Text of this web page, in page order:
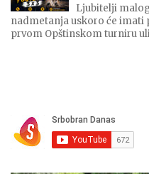
Ljubitelji
nadmetanja uskoro će imati
prvom Opštinskom turniru